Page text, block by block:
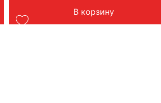
Вес: 17 кг
В корзину